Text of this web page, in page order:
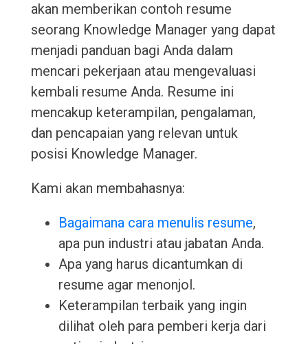
akan memberikan contoh resume
seorang Knowledge Manager yang dapat
menjadi panduan bagi Anda dalam
mencari pekerjaan atau mengevaluasi
kembali resume Anda. Resume ini
mencakup keterampilan, pengalaman,
dan pencapaian yang relevan untuk
posisi Knowledge Manager.
Kami akan membahasnya:
Bagaimana cara menulis resume,
apa pun industri atau jabatan Anda.
Apa yang harus dicantumkan di
resume agar menonjol.
Keterampilan terbaik yang ingin
dilihat oleh para pemberi kerja dari